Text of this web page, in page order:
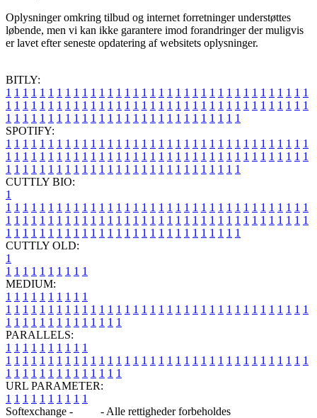
Oplysninger omkring tilbud og internet forretninger understøttes
løbende, men vi kan ikke garantere imod forandringer der muligvis
er lavet efter seneste opdatering af websitets oplysninger.
BITLY:
1 1 1 1 1 1 1 1 1 1 1 1 1 1 1 1 1 1 1 1 1 1 1 1 1 1 1 1 1 1 1 1 1 1 1 1
1 1 1 1 1 1 1 1 1 1 1 1 1 1 1 1 1 1 1 1 1 1 1 1 1 1 1 1 1 1 1 1 1 1 1 1
1 1 1 1 1 1 1 1 1 1 1 1 1 1 1 1 1 1 1 1 1 1 1 1 1 1 1 1
SPOTIFY:
1 1 1 1 1 1 1 1 1 1 1 1 1 1 1 1 1 1 1 1 1 1 1 1 1 1 1 1 1 1 1 1 1 1 1 1
1 1 1 1 1 1 1 1 1 1 1 1 1 1 1 1 1 1 1 1 1 1 1 1 1 1 1 1 1 1 1 1 1 1 1 1
1 1 1 1 1 1 1 1 1 1 1 1 1 1 1 1 1 1 1 1 1 1 1 1 1 1 1 1
CUTTLY BIO:
1
1 1 1 1 1 1 1 1 1 1 1 1 1 1 1 1 1 1 1 1 1 1 1 1 1 1 1 1 1 1 1 1 1 1 1 1
1 1 1 1 1 1 1 1 1 1 1 1 1 1 1 1 1 1 1 1 1 1 1 1 1 1 1 1 1 1 1 1 1 1 1 1
1 1 1 1 1 1 1 1 1 1 1 1 1 1 1 1 1 1 1 1 1 1 1 1 1 1 1 1
CUTTLY OLD:
1
1 1 1 1 1 1 1 1 1 1
MEDIUM:
1 1 1 1 1 1 1 1 1 1
1 1 1 1 1 1 1 1 1 1 1 1 1 1 1 1 1 1 1 1 1 1 1 1 1 1 1 1 1 1 1 1 1 1 1 1
1 1 1 1 1 1 1 1 1 1 1 1 1 1
PARALLELS:
1 1 1 1 1 1 1 1 1 1
1 1 1 1 1 1 1 1 1 1 1 1 1 1 1 1 1 1 1 1 1 1 1 1 1 1 1 1 1 1 1 1 1 1 1 1
1 1 1 1 1 1 1 1 1 1 1 1 1 1
URL PARAMETER:
1 1 1 1 1 1 1 1 1 1
Softexchange -
- Alle rettigheder forbeholdes